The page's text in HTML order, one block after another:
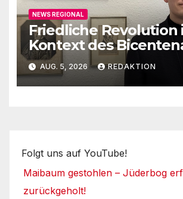
NEWS REGIONAL
Friedliche Revolution
Kontext des
1789-1989
AUG. 5, 2026 REDAKTION
Folgt uns auf YouTube!
Maibaum gestohlen – Jüderbog
zurückgeholt!